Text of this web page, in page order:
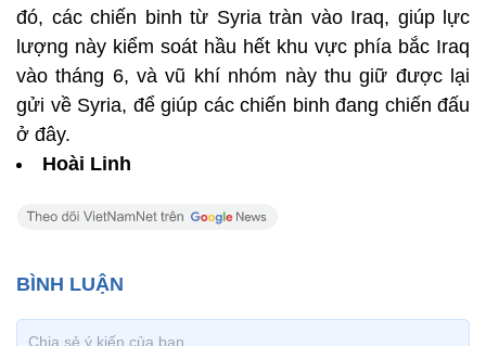
đó, các chiến binh từ Syria tràn vào Iraq, giúp lực
lượng này kiểm soát hầu hết khu vực phía bắc Iraq
vào tháng 6, và vũ khí nhóm này thu giữ được lại
gửi về Syria, để giúp các chiến binh đang chiến đấu
ở đây.
Hoài Linh